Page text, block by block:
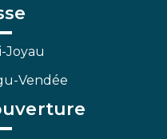
Joyau
Vendée